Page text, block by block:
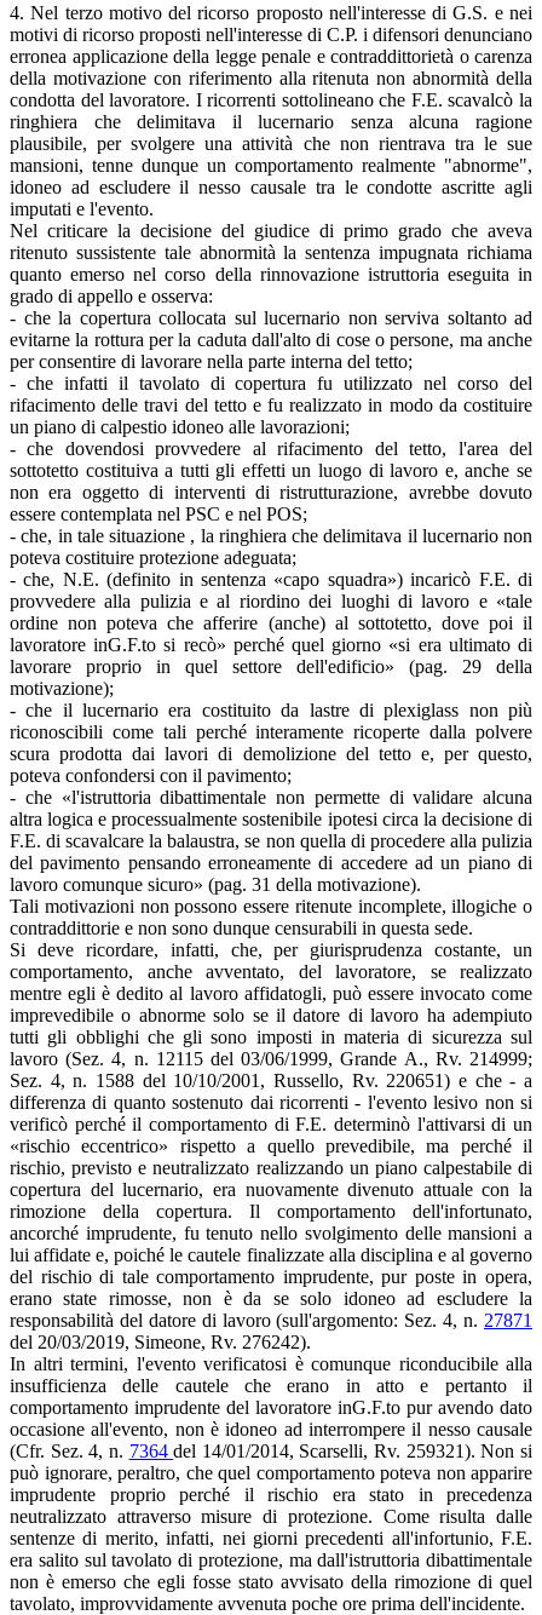
4. Nel terzo motivo del ricorso proposto nell'interesse di G.S. e nei
motivi di ricorso proposti nell'interesse di C.P. i difensori denunciano
erronea applicazione della legge penale e contraddittorietà o carenza
della motivazione con riferimento alla ritenuta non abnormità della
condotta del lavoratore. I ricorrenti sottolineano che F.E. scavalcò la
ringhiera che delimitava il lucernario senza alcuna ragione
plausibile, per svolgere una attività che non rientrava tra le sue
mansioni, tenne dunque un comportamento realmente "abnorme",
idoneo ad escludere il nesso causale tra le condotte ascritte agli
imputati e l'evento.
Nel criticare la decisione del giudice di primo grado che aveva
ritenuto sussistente tale abnormità la sentenza impugnata richiama
quanto emerso nel corso della rinnovazione istruttoria eseguita in
grado di appello e osserva:
- che la copertura collocata sul lucernario non serviva soltanto ad
evitarne la rottura per la caduta dall'alto di cose o persone, ma anche
per consentire di lavorare nella parte interna del tetto;
- che infatti il tavolato di copertura fu utilizzato nel corso del
rifacimento delle travi del tetto e fu realizzato in modo da costituire
un piano di calpestio idoneo alle lavorazioni;
- che dovendosi provvedere al rifacimento del tetto, l'area del
sottotetto costituiva a tutti gli effetti un luogo di lavoro e, anche se
non era oggetto di interventi di ristrutturazione, avrebbe dovuto
essere contemplata nel PSC e nel POS;
- che, in tale situazione , la ringhiera che delimitava il lucernario non
poteva costituire protezione adeguata;
- che, N.E. (definito in sentenza «capo squadra») incaricò F.E. di
provvedere alla pulizia e al riordino dei luoghi di lavoro e «tale
ordine non poteva che afferire (anche) al sottotetto, dove poi il
lavoratore inG.F.to si recò» perché quel giorno «si era ultimato di
lavorare proprio in quel settore dell'edificio» (pag. 29 della
motivazione);
- che il lucernario era costituito da lastre di plexiglass non più
riconoscibili come tali perché interamente ricoperte dalla polvere
scura prodotta dai lavori di demolizione del tetto e, per questo,
poteva confondersi con il pavimento;
- che «l'istruttoria dibattimentale non permette di validare alcuna
altra logica e processualmente sostenibile ipotesi circa la decisione di
F.E. di scavalcare la balaustra, se non quella di procedere alla pulizia
del pavimento pensando erroneamente di accedere ad un piano di
lavoro comunque sicuro» (pag. 31 della motivazione).
Tali motivazioni non possono essere ritenute incomplete, illogiche o
contraddittorie e non sono dunque censurabili in questa sede.
Si deve ricordare, infatti, che, per giurisprudenza costante, un
comportamento, anche avventato, del lavoratore, se realizzato
mentre egli è dedito al lavoro affidatogli, può essere invocato come
imprevedibile o abnorme solo se il datore di lavoro ha adempiuto
tutti gli obblighi che gli sono imposti in materia di sicurezza sul
lavoro (Sez. 4, n. 12115 del 03/06/1999, Grande A., Rv. 214999;
Sez. 4, n. 1588 del 10/10/2001, Russello, Rv. 220651) e che - a
differenza di quanto sostenuto dai ricorrenti - l'evento lesivo non si
verificò perché il comportamento di F.E. determinò l'attivarsi di un
«rischio eccentrico» rispetto a quello prevedibile, ma perché il
rischio, previsto e neutralizzato realizzando un piano calpestabile di
copertura del lucernario, era nuovamente divenuto attuale con la
rimozione della copertura. Il comportamento dell'infortunato,
ancorché imprudente, fu tenuto nello svolgimento delle mansioni a
lui affidate e, poiché le cautele finalizzate alla disciplina e al governo
del rischio di tale comportamento imprudente, pur poste in opera,
erano state rimosse, non è da se solo idoneo ad escludere la
responsabilità del datore di lavoro (sull'argomento: Sez. 4, n. 27871
del 20/03/2019, Simeone, Rv. 276242).
In altri termini, l'evento verificatosi è comunque riconducibile alla
insufficienza delle cautele che erano in atto e pertanto il
comportamento imprudente del lavoratore inG.F.to pur avendo dato
occasione all'evento, non è idoneo ad interrompere il nesso causale
(Cfr. Sez. 4, n. 7364del 14/01/2014, Scarselli, Rv. 259321). Non si
può ignorare, peraltro, che quel comportamento poteva non apparire
imprudente proprio perché il rischio era stato in precedenza
neutralizzato attraverso misure di protezione. Come risulta dalle
sentenze di merito, infatti, nei giorni precedenti all'infortunio, F.E.
era salito sul tavolato di protezione, ma dall'istruttoria dibattimentale
non è emerso che egli fosse stato avvisato della rimozione di quel
tavolato, improvvidamente avvenuta poche ore prima dell'incidente.